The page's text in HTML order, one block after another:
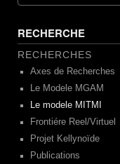
RECHERCHE
RECHERCHES
Axes de Recherches
Le Modele MGAM
Le modele MITMI
Frontiére Reel/Virtuel
Projet Kellynoïde
Publications